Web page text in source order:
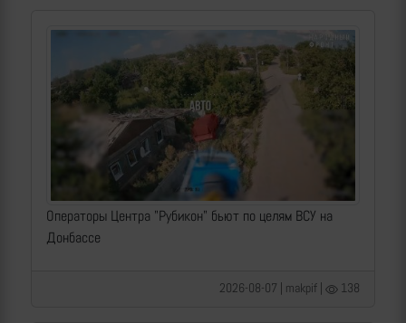
Операторы Центра "Рубикон" бьют по целям ВСУ на
Донбассе
2026-08-07 | makpif | 138